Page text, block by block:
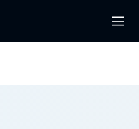
Hledat